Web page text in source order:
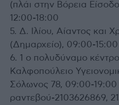
(πλάι στην Βόρεια
12:00-18:00
5. Δ. Ιλίου, Αίαντος και
(Δημαρχείο), 09:00-15:00
6. 1 ο πολυδύναμο
Καλφοπούλειο
Σόλωνος 78, 09:00-19:00
ραντεβού-2103626869,